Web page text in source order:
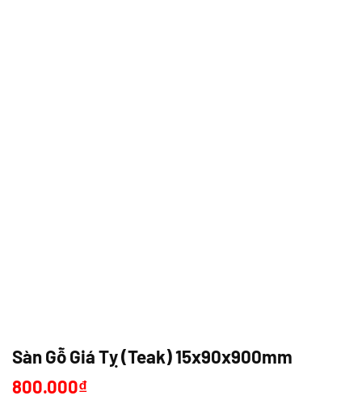
Sàn Gỗ Giá Tỵ (Teak) 15x90x900mm
800.000₫